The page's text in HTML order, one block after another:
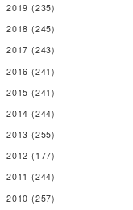
2019 (235)
2018 (245)
2017 (243)
2016 (241)
2015 (241)
2014 (244)
2013 (255)
2012 (177)
2011 (244)
2010 (257)